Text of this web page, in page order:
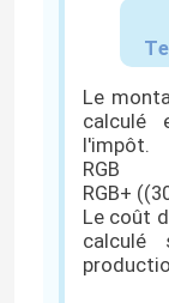
Lumière de
lumière de
Lumière de
lumière
Le
calculé
l'impôt.
RGB
RGB+
Le coût